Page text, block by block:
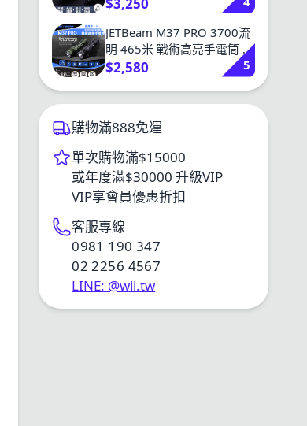
JETBeam M37 PRO 3700流
明 465米 戰術高亮手電筒 戰
術開關 雙擊爆閃 破攻擊頭
$2,580 5
購物滿888免運
單次購物滿$15000
或年度滿$30000 升級VIP
VIP享會員優惠折扣
客服專線
0981 190 347
02 2256 4567
LINE: @wii.tw